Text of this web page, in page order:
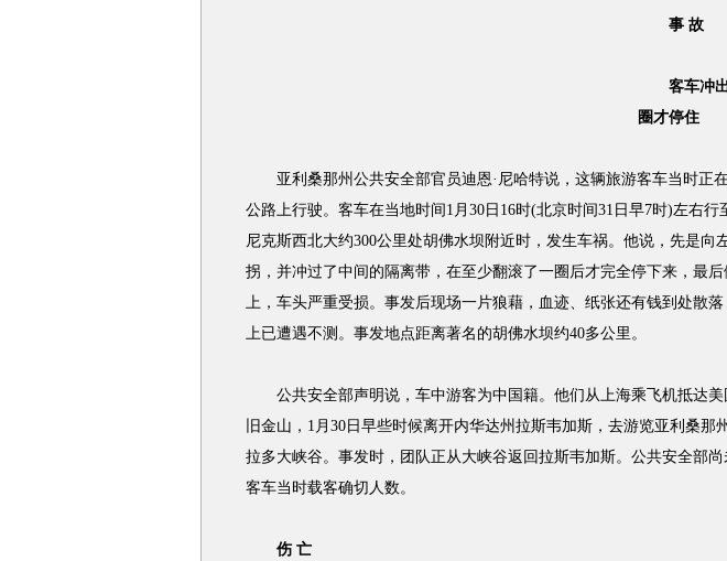
事 故
客车冲出
圈才停住
亚利桑那州公共安全部官员迪恩·尼哈特说，这辆旅游客车当时正
公路上行驶。客车在当地时间1月30日16时(北京时间31日早7时)左右行
尼克斯西北大约300公里处胡佛水坝附近时，发生车祸。他说，先是向
拐，并冲过了中间的隔离带，在至少翻滚了一圈后才完全停下来，最
上，车头严重受损。事发后现场一片狼藉，血迹、纸张还有钱到处散
上已遭遇不测。事发地点距离著名的胡佛水坝约40多公里。
公共安全部声明说，车中游客为中国籍。他们从上海乘飞机抵达美
旧金山，1月30日早些时候离开内华达州拉斯韦加斯，去游览亚利桑那
拉多大峡谷。事发时，团队正从大峡谷返回拉斯韦加斯。公共安全部尚
客车当时载客确切人数。
伤 亡